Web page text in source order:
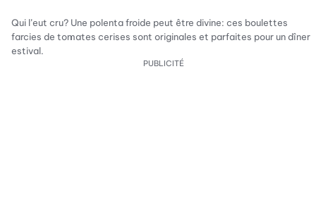
Qui l’eut cru? Une polenta froide peut être divine: ces boulettes
farcies de tomates cerises sont originales et parfaites pour un dîner
estival.
PUBLICITÉ